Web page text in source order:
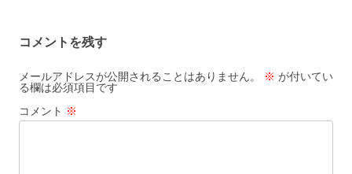
ビ
ゲ
ー
シ
コメントを残す
メールアドレスが公開されることはありません。 ※ が付いてい
る欄は必須項目です
コメント ※